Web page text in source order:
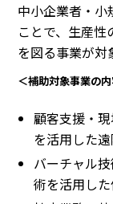
中小企業者・小
ことで、生産
を図る事業が対
＜補助対象事業の
顧客支援・
を活用した
バーチャル
術を活用し